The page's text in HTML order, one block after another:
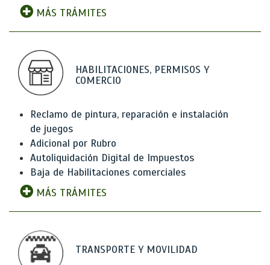
MÁS TRÁMITES
HABILITACIONES, PERMISOS Y
COMERCIO
Reclamo de pintura, reparación e instalación
de juegos
Adicional por Rubro
Autoliquidación Digital de Impuestos
Baja de Habilitaciones comerciales
MÁS TRÁMITES
TRANSPORTE Y MOVILIDAD